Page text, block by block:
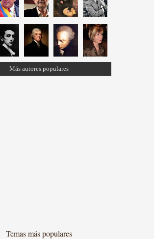
Más autores populares
Temas más populares